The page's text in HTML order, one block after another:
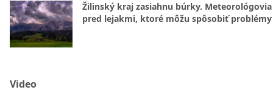
Žilinský kraj zasiahnu búrky.
pred lejakmi, ktoré môžu spôsobiť problémy
Video